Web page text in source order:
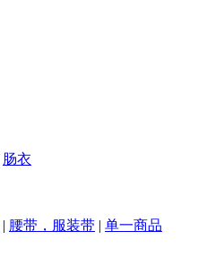
肠衣
| 腰带，服装带 | 单一商品